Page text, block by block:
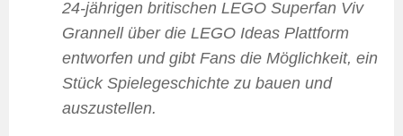
24-jährigen britischen LEGO Superfan Viv
Grannell über die LEGO Ideas Plattform
entworfen und gibt Fans die Möglichkeit, ein
Stück Spielegeschichte zu bauen und
auszustellen.